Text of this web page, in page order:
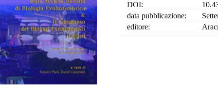
DOI:
data pubblicazione:
editore: